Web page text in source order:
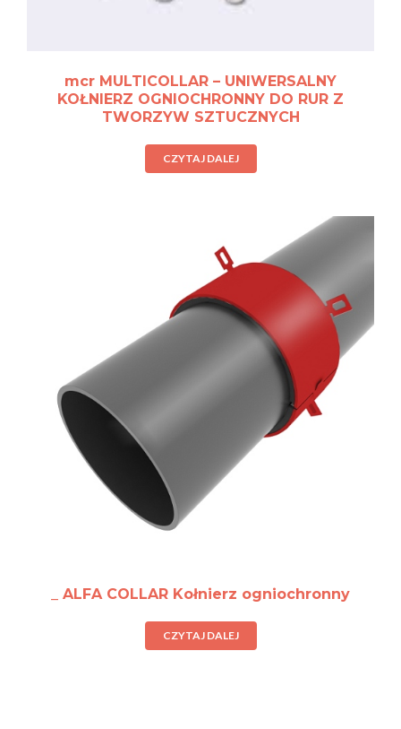
mcr MULTICOLLAR – UNIWERSALNY
KOŁNIERZ OGNIOCHRONNY DO RUR Z
TWORZYW SZTUCZNYCH
CZYTAJ DALEJ
_ ALFA COLLAR Kołnierz ogniochronny
CZYTAJ DALEJ